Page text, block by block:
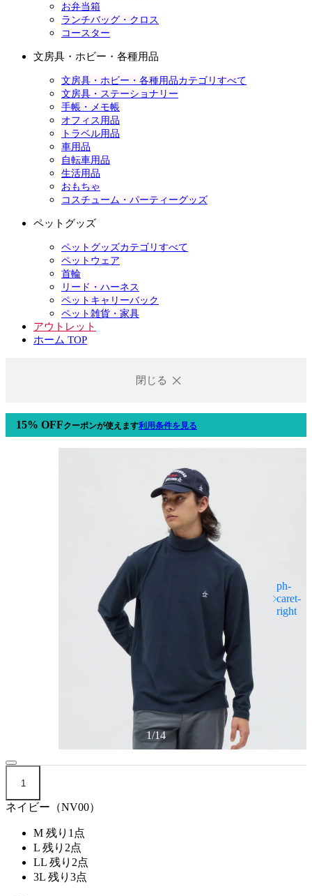
お弁当箱
ランチバッグ・クロス
コースター
文房具・ホビー・各種用品
文房具・ホビー・各種用品カテゴリすべて
文房具・ステーショナリー
手帳・メモ帳
オフィス用品
トラベル用品
車用品
自転車用品
生活用品
おもちゃ
コスチューム・パーティーグッズ
ペットグッズ
ペットグッズカテゴリすべて
ペットウェア
首輪
リード・ハーネス
ペットキャリーバック
ペット雑貨・家具
アウトレット
ホーム TOP
閉じる
15% OFFクーポンが使えます利用条件を見る
1/14
1
ネイビー（NV00）
M 残り1点
L 残り2点
LL 残り2点
3L 残り3点